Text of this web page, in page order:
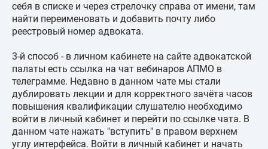
себя в списке и через стрелочку справа от имени, там
найти переименовать и добавить почту либо
реестровый номер адвоката.
3-й способ - в личном кабинете на сайте адвокатской
палаты есть ссылка на чат вебинаров АПМО в
телеграмме. Недавно в данном чате мы стали
дублировать лекции и для корректного зачёта часов
повышения квалификации слушателю необходимо
войти в личный кабинет и перейти по ссылке чата. В
данном чате нажать "вступить" в правом верхнем
углу интерфейса. Войти в личный кабинет и начать